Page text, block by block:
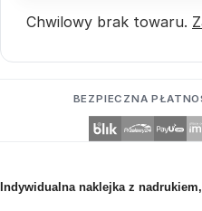
Chwilowy brak towaru.
BEZPIECZNA
Indywidualna naklejka z